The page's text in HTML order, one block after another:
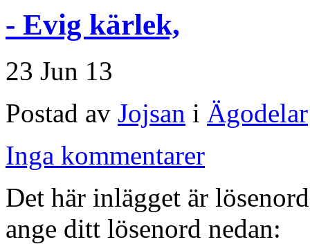
- Evig kärlek,
23 Jun 13
Postad av Jojsan i Ägodelar
Inga kommentarer
Det här inlägget är
ange ditt lösenord nedan: